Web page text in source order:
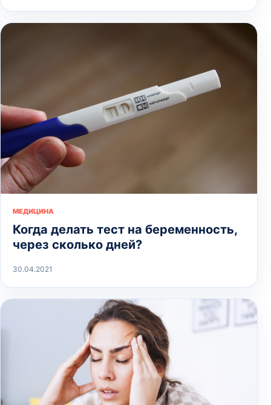
МЕДИЦИНА
Когда делать тест на беременность,
через сколько дней?
30.04.2021